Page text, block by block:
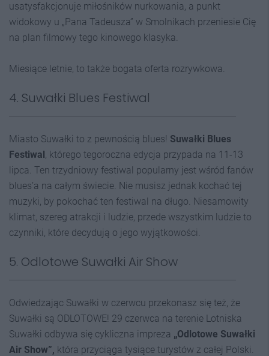
usatysfakcjonuje miłośników nurkowania, a punkt
widokowy u „Pana Tadeusza” w Smolnikach przeniesie Cię
na plan filmowy tego kinowego klasyka.
Miesiące letnie, to także bogata oferta rozrywkowa.
4. Suwałki Blues Festiwal
Miasto Suwałki to z pewnością blues! Suwałki Blues
Festiwal, którego tegoroczna edycja przypada na 11-13
lipca. Ten trzydniowy festiwal popularny jest wśród fanów
blues’a na całym świecie. Nie musisz jednak kochać tej
muzyki, by pokochać ten festiwal na długo. Niesamowity
klimat, szereg atrakcji i ludzie, przede wszystkim ludzie to
czynniki, które decydują o jego wyjątkowości.
5. Odlotowe Suwałki Air Show
Odwiedzając Suwałki w czerwcu przekonasz się też, że
Suwałki są ODLOTOWE! 29 czerwca na terenie Lotniska
Suwałki odbywa się cykliczna impreza „Odlotowe Suwałki
Air Show”, która przyciąga tysiące turystów z całej Polski.